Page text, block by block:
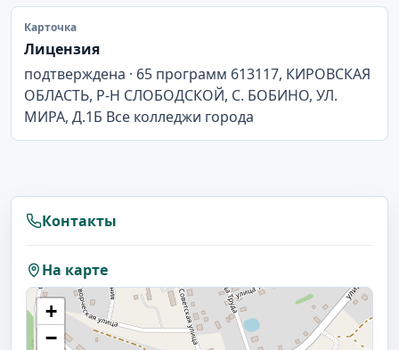
Карточка
Лицензия
подтверждена · 65 программ 613117, КИРОВСКАЯ
ОБЛАСТЬ, Р-Н СЛОБОДСКОЙ, С. БОБИНО, УЛ.
МИРА, Д.1Б Все колледжи города
Контакты
На карте
+
−